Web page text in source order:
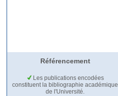
Référencement
Les publications encodées
constituent la bibliographie académique
de l'Université.